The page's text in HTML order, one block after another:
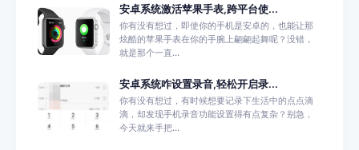
安卓系统激活苹果手表,跨平台使...
你有没有想过，即使你的手机是安卓的，也能让那
炫酷的苹果手表在你的手腕上翩翩起舞呢？没错，
就是那个一直...
安卓系统咋设置录音,轻松开启录...
你有没有想过，有时候想要记录下生活中的点点滴
滴，却发现手机录音功能设置得有点复杂？别急，
今天就来手把...